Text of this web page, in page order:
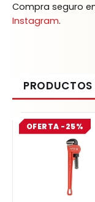
Compra seguro
Instagram.
OFERTA -25%price
was:
$
price
is:
$